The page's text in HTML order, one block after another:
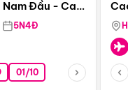
Đầu - Cao
5N4Đ
01/10